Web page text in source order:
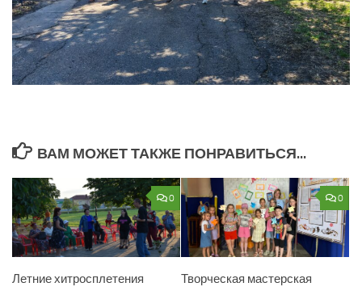
ВАМ МОЖЕТ ТАКЖЕ ПОНРАВИТЬСЯ...
0
Летние хитросплетения
0
Творческая мастерская